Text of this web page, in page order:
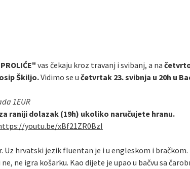
vas čekaju kroz travanj i svibanj, a na
Škiljo.Vidimo se u četvrtak 23. svibnja u 20h u
1EUR
raniji dolazak (19h) ukoliko naručujete hranu.
youtu.be/xBf21ZR0BzI
hrvatski jezik fluentan je i u engleskom i bračkom.
ne igra košarku. Kao dijete je upao u bačvu sa